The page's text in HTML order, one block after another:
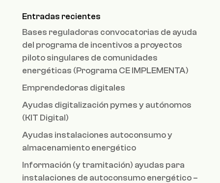
Entradas recientes
Bases reguladoras convocatorias de ayuda
del programa de incentivos a proyectos
piloto singulares de comunidades
energéticas (Programa CE IMPLEMENTA)
Emprendedoras digitales
Ayudas digitalización pymes y autónomos
(KIT Digital)
Ayudas instalaciones autoconsumo y
almacenamiento energético
Información (y tramitación) ayudas para
instalaciones de autoconsumo energético –